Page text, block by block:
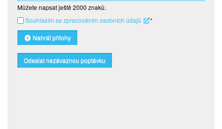
Můžete napsat ještě2000 znaků.
Souhlasím se zpracováním osobních údajů
*
Nahrát přílohy
Odeslat nezávaznou poptávku